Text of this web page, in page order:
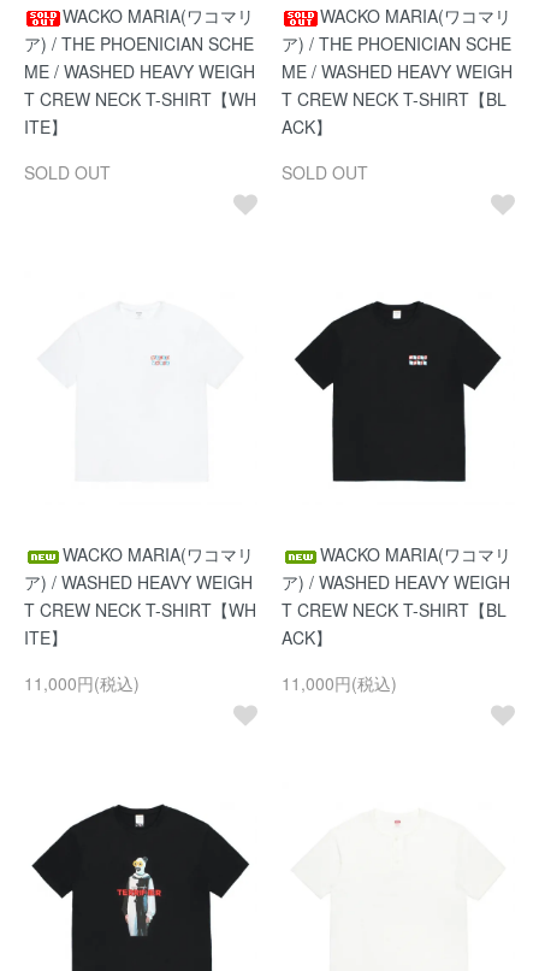
WACKO MARIA(ワコマリ
ア) / THE PHOENICIAN SCHE
ME / WASHED HEAVY WEIGH
T CREW NECK T-SHIRT【WH
ITE】
SOLD OUT
WACKO MARIA(ワコマリ
ア) / THE PHOENICIAN SCHE
ME / WASHED HEAVY WEIGH
T CREW NECK T-SHIRT【BL
ACK】
SOLD OUT
WACKO MARIA(ワコマリ
ア) / WASHED HEAVY WEIGH
T CREW NECK T-SHIRT【WH
ITE】
11,000円(税込)
WACKO MARIA(ワコマリ
ア) / WASHED HEAVY WEIGH
T CREW NECK T-SHIRT【BL
ACK】
11,000円(税込)